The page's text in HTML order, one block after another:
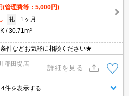
(管理費等：5,000円)
礼
1ヶ月
30.71m²
件などお気軽に相談ください★
稲田堤店
詳細を見る
件を表示する